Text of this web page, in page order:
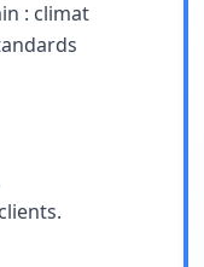
: climat